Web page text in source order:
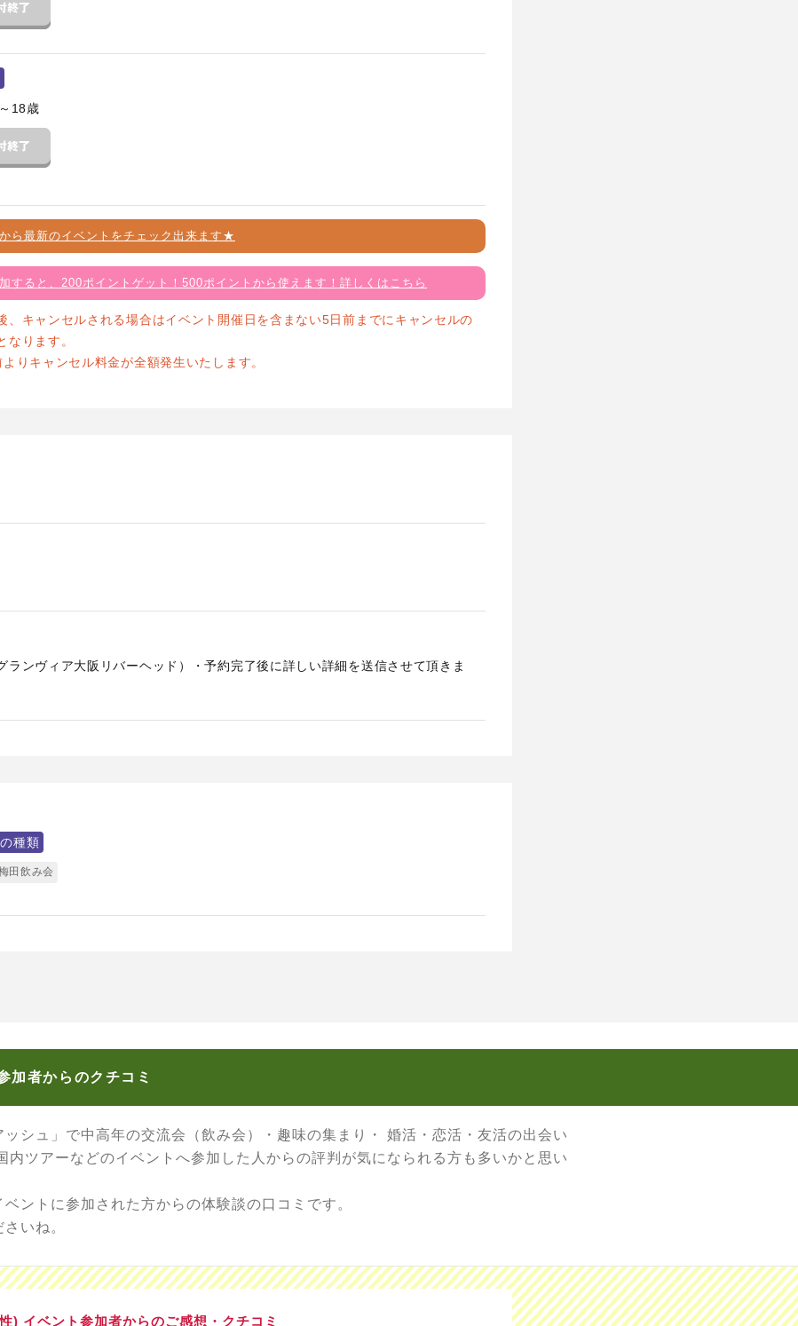
18歳
ら最新のイベントをチェック出来ます★
すると、200ポイントゲット！500ポイントから使えます！詳しくはこちら
、キャンセルされる場合はイベント開催日を含まない5日前までにキャンセルの
なります。
りキャンセル料金が全額発生いたします。
ランヴィア大阪リバーヘッド）・予約完了後に詳しい詳細を送信させて頂きま
種類
田飲み会
加者からのクチコミ
シュ」で中高年の交流会（飲み会）・趣味の集まり・ 婚活・恋活・友活の出会い
内ツアーなどのイベントへ参加した人からの評判が気になられる方も多いかと思い
ントに参加された方からの体験談の口コミです。
いね。
) イベント参加者からのご感想・クチコミ